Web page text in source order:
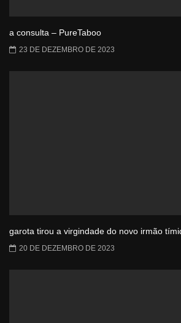
a consulta – PureTaboo
23 DE DEZEMBRO DE 2023
garota tirou a virgindade do novo irmão
20 DE DEZEMBRO DE 2023